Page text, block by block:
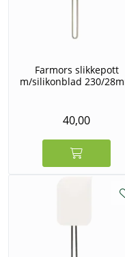
Farmors slikkepott
m/silikonblad 230/
40,00